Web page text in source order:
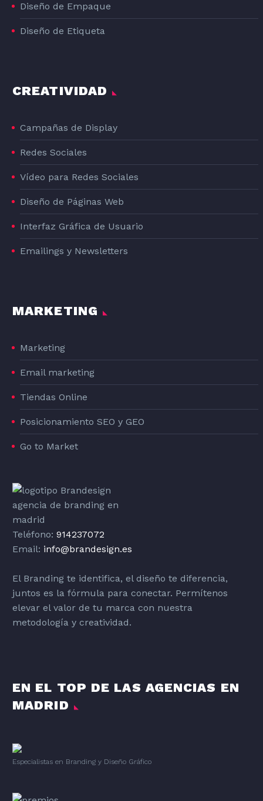
Diseño de Empaque
Diseño de Etiqueta
CREATIVIDAD
Campañas de Display
Redes Sociales
Vídeo para Redes Sociales
Diseño de Páginas Web
Interfaz Gráfica de Usuario
Emailings y Newsletters
MARKETING
Marketing
Email marketing
Tiendas Online
Posicionamiento SEO y GEO
Go to Market
Teléfono: 914237072
Email: info@brandesign.es
El Branding te identifica, el diseño te diferencia,
juntos es la fórmula para conectar. Permítenos
elevar el valor de tu marca con nuestra
metodología y creatividad.
EN EL TOP DE LAS AGENCIAS EN
MADRID
Especialistas en Branding y Diseño Gráfico